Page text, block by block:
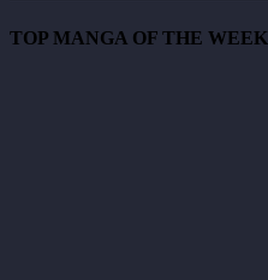
TOP MANGA OF THE WEEK